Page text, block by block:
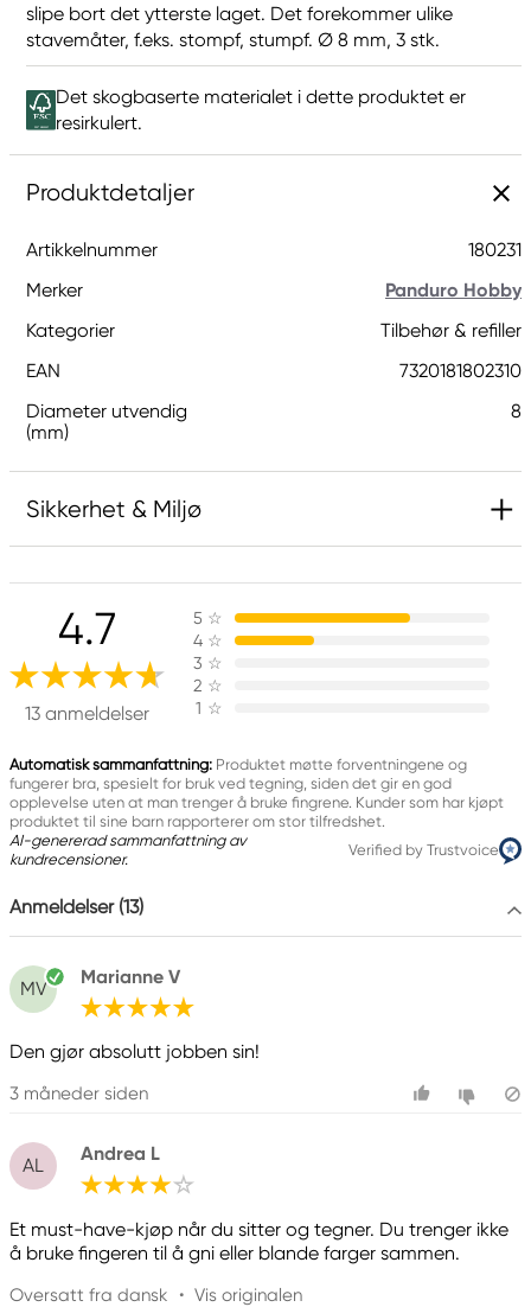
slipe bort det ytterste laget. Det forekommer ulike
stavemåter, f.eks. stompf, stumpf. Ø 8 mm, 3 stk.
Det skogbaserte materialet i dette produktet er
resirkulert.
Produktdetaljer
Artikkelnummer
180231
Merker
Panduro Hobby
Kategorier
Tilbehør & refiller
EAN
7320181802310
Diameter utvendig
(mm)
8
Sikkerhet & Miljø
Ansvarlig EU
Panduro Hobby
Panduro
205 14 Malmö, Sweden
www.panduro.com
4.7
13 anmeldelser
5 ☆
4 ☆
3 ☆
2 ☆
1 ☆
Automatisk sammanfattning: Produktet møtte forventningene og
fungerer bra, spesielt for bruk ved tegning, siden det gir en god
opplevelse uten at man trenger å bruke fingrene. Kunder som har kjøpt
produktet til sine barn rapporterer om stor tilfredshet.
AI-genererad sammanfattning av
kundrecensioner.
Verified by Trustvoice
Anmeldelser (13)
MV
Marianne V
Den gjør absolutt jobben sin!
3 måneder siden
AL
Andrea L
Et must-have-kjøp når du sitter og tegner. Du trenger ikke
å bruke fingeren til å gni eller blande farger sammen.
Oversatt fra dansk • Vis originalen